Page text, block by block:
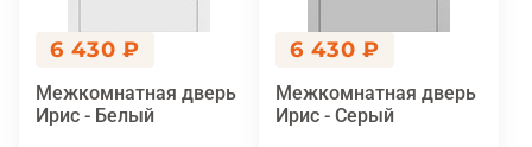
6 430 ₽
Межкомнатная дверь
Ирис - Белый
6 430 ₽
Межкомнатная дверь
Ирис - Серый